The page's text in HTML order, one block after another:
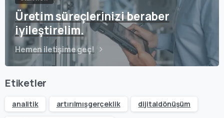
Üretim süreçlerinizi beraber
iyileştirelim.
Hemen iletişime geç!
Etiketler
analitik artırılmışgerçeklik dijitaldönüşüm